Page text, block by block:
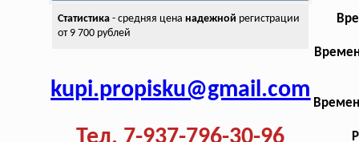
Статистика- средняя цена надежной регистрации
от 9 700 рублей
kupi.propisku@gmail.com